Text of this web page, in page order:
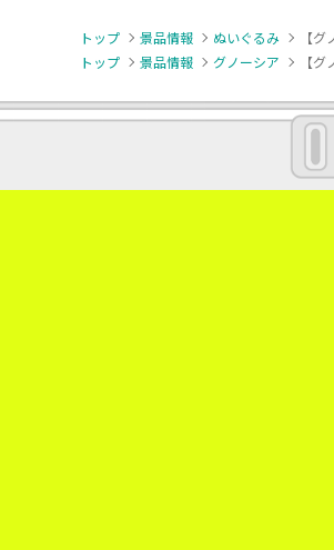
トップ 景品情報 ぬいぐるみ
【
トップ
景品情報 グノーシア 【